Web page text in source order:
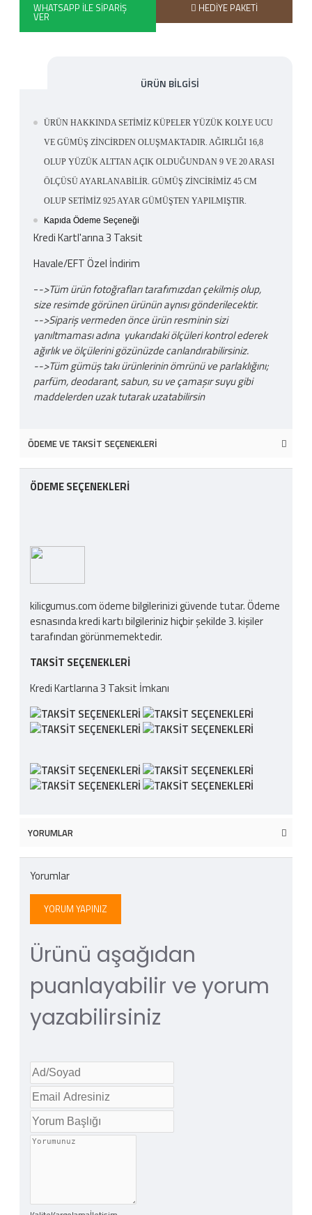
WHATSAPP İLE SIPARIŞ
VER
HEDIYE PAKETI
ÜRÜN BILGISI
ÜRÜN HAKKINDA SETİMİZ KÜPELER YÜZÜK KOLYE UCU
VE GÜMÜŞ ZİNCİRDEN OLUŞMAKTADIR. AĞIRLIĞI 16,8
OLUP YÜZÜK ALTTAN AÇIK OLDUĞUNDAN 9 VE 20 ARASI
ÖLÇÜSÜ AYARLANABİLİR. GÜMÜŞ ZİNCİRİMİZ 45 CM
OLUP SETİMİZ 925 AYAR GÜMÜŞTEN YAPILMIŞTIR.
Kapıda Ödeme Seçeneği
Kredi Kartl'arına 3 Taksit
Havale/EFT Özel İndirim
-->Tüm ürün fotoğrafları tarafımızdan çekilmiş olup,
size resimde görünen ürünün aynısı gönderilecektir.
-->Sipariş vermeden önce ürün resminin sizi
yanıltmaması adına yukarıdaki ölçüleri kontrol ederek
ağırlık ve ölçülerini gözünüzde canlandırabilirsiniz.
-->Tüm gümüş takı ürünlerinin ömrünü ve parlaklığını;
parfüm, deodarant, sabun, su ve çamaşır suyu gibi
maddelerden uzak tutarak uzatabilirsin
ÖDEME VE TAKSIT SEÇENEKLERI
ÖDEME SEÇENEKLERI
kilicgumus.com ödeme bilgilerinizi güvende tutar. Ödeme
esnasında kredi kartı bilgileriniz hiçbir şekilde 3. kişiler
tarafından görünmemektedir.
TAKSIT SEÇENEKLERI
Kredi Kartlarına 3 Taksit İmkanı
YORUMLAR
Yorumlar
YORUM YAPINIZ
Ürünü aşağıdan
puanlayabilir ve yorum
yazabilirsiniz